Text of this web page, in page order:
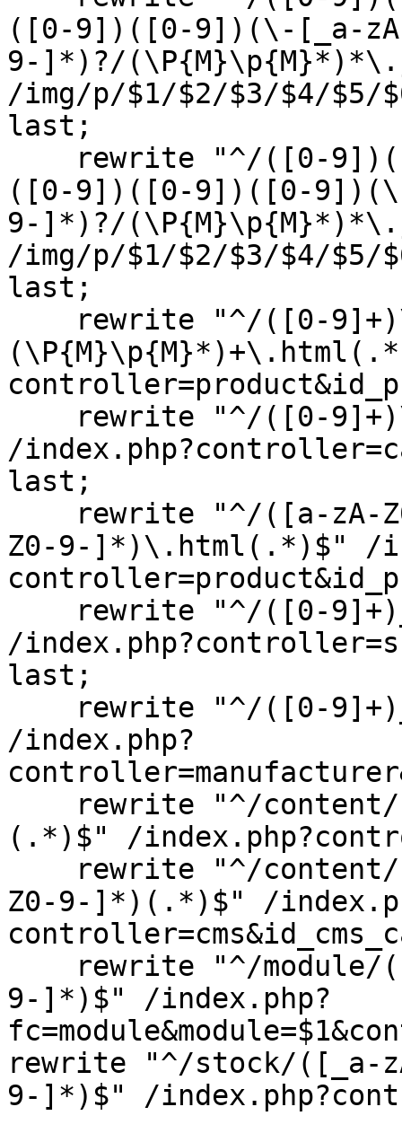
([0-9])([0-9])(\-[_a-
9-]*)?/
/img/p/$1/$2/$3/$4/$5/
last;
rewrite "^/([0-
([0-9])([0-9])([0-9])(\-
9-]*)?/
/img/p/$1/$2/$3/$4/$5/
last;
rewrite "^/([0-
rewrite "^/([0-
/
last;
rewrite "^/([a-zA-
Z0-9-]*)\.html(.*)$" /
rewrite "^/([0-
/
last;
rewrite "^/([0-
/index.php?
rewrite "^/content/
(.*)$" /
rewrite "^/content/
Z0-9-]*)(.*)$" /
rewrite "^/module/
9-]*)$" /index.php?
rewrite "^/stock/([_a-
9-]*)$" /